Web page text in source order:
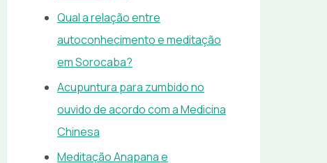
Qual a relação entre
autoconhecimento e meditação
em Sorocaba?
Acupuntura para zumbido no
ouvido de acordo com a Medicina
Chinesa
Meditação Anapana e